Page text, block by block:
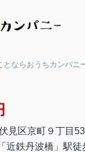
とならおうちカンパニ
見区京町９丁目
近鉄丹波橋」駅徒